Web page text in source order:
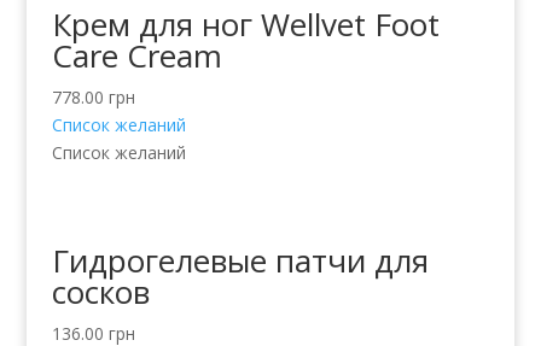
Крем для ног Wellvet Foot
Care Cream
778.00 грн
Список желаний
Список желаний
Гидрогелевые патчи для
сосков
136.00 грн